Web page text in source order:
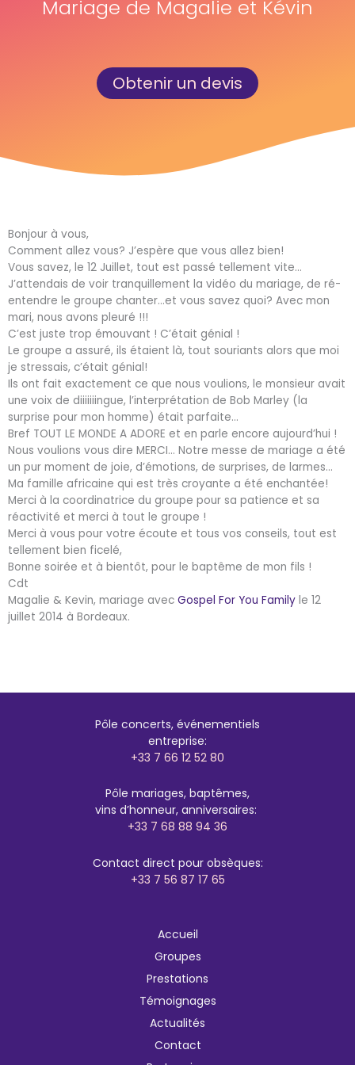
Mariage de Magalie et Kévin
Obtenir un devis
Bonjour à vous,
Comment allez vous? J’espère que vous allez bien!
Vous savez, le 12 Juillet, tout est passé tellement vite…
J’attendais de voir tranquillement la vidéo du mariage, de ré-
entendre le groupe chanter…et vous savez quoi? Avec mon
mari, nous avons pleuré !!!
C’est juste trop émouvant ! C’était génial !
Le groupe a assuré, ils étaient là, tout souriants alors que moi
je stressais, c’était génial!
Ils ont fait exactement ce que nous voulions, le monsieur avait
une voix de diiiiiiingue, l’interprétation de Bob Marley (la
surprise pour mon homme) était parfaite…
Bref TOUT LE MONDE A ADORE et en parle encore aujourd’hui !
Nous voulions vous dire MERCI… Notre messe de mariage a été
un pur moment de joie, d’émotions, de surprises, de larmes…
Ma famille africaine qui est très croyante a été enchantée!
Merci à la coordinatrice du groupe pour sa patience et sa
réactivité et merci à tout le groupe !
Merci à vous pour votre écoute et tous vos conseils, tout est
tellement bien ficelé,
Bonne soirée et à bientôt, pour le baptême de mon fils !
Cdt
Magalie & Kevin, mariage avec Gospel For You Family le 12
juillet 2014 à Bordeaux.
Pôle concerts, événementiels
entreprise:
+33 7 66 12 52 80
Pôle mariages, baptêmes,
vins d’honneur, anniversaires:
+33 7 68 88 94 36
Contact direct pour obsèques:
+33 7 56 87 17 65
Accueil
Groupes
Prestations
Témoignages
Actualités
Contact